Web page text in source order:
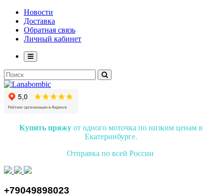
Новости
Доставка
Обратная связь
Личный кабинет
Купить пряжу от одного моточка по низким ценам в
Екатеринбурге.
Отправка по всей России
+79049898023